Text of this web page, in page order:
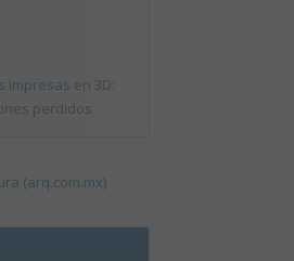
impresas en 3D:
perdidos
(arq.com.mx)